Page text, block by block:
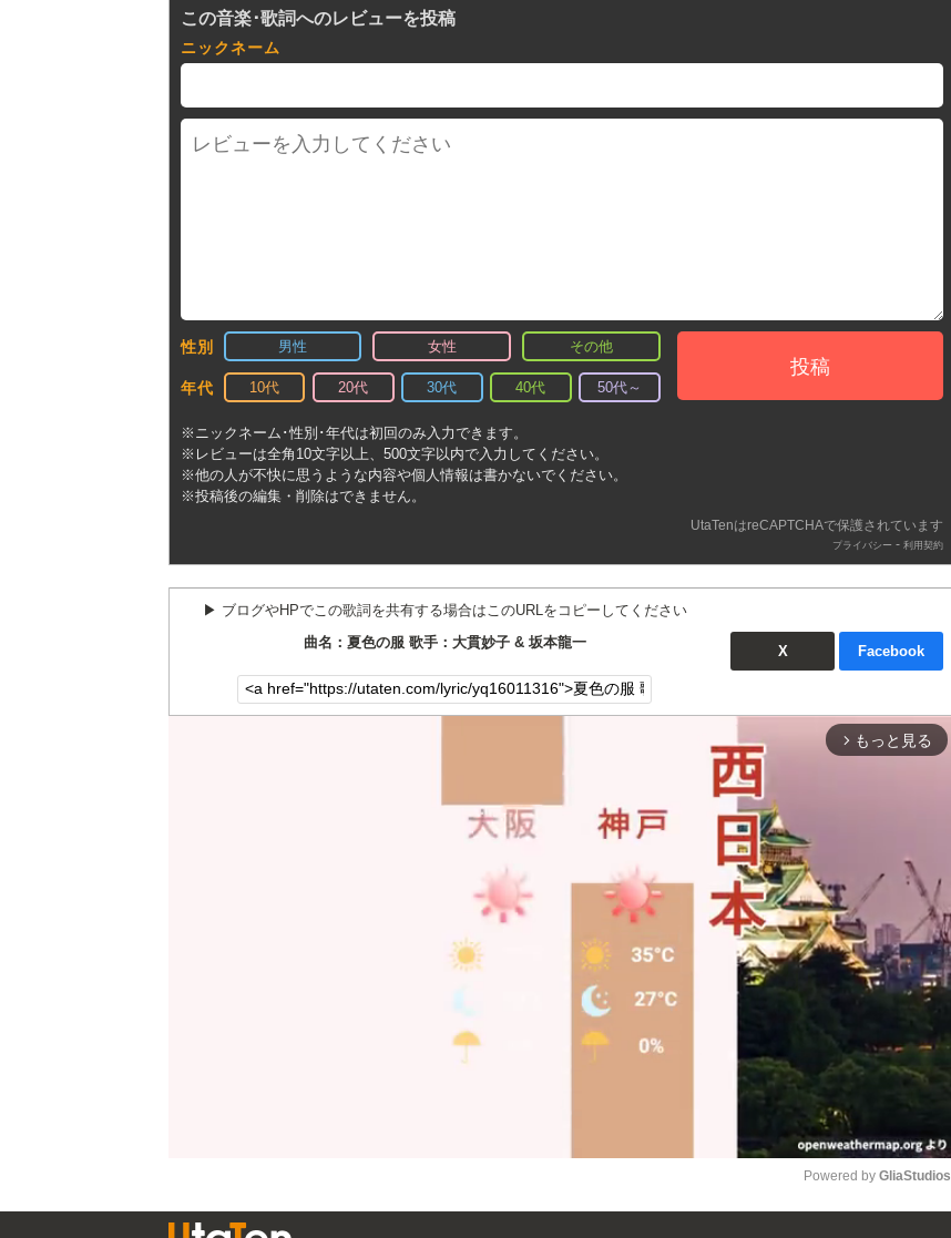
この音楽･歌詞へのレビューを投稿
ニックネーム
性別 男性 女性 その他
年代 10代 20代 30代 40代 50代～
投稿
※ニックネーム･性別･年代は初回のみ入力できます。
※レビューは全角10文字以上、500文字以内で入力してください。
※他の人が不快に思うような内容や個人情報は書かないでください。
※投稿後の編集・削除はできません。
UtaTenはreCAPTCHAで保護されています
プライバシー - 利用契約
▶︎ ブログやHPでこの歌詞を共有する場合はこのURLをコピーしてください
曲名：夏色の服 歌手：大貫妙子 & 坂本龍一
X Facebook
arrow_forward_ios もっと見る
Powered by GliaStudios